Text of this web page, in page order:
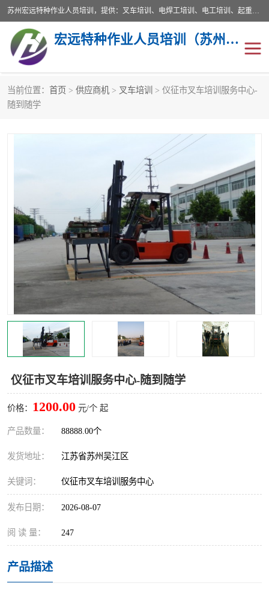
苏州宏远特种作业人员培训，提供：叉车培训、电焊工培训、电工培训、起重机培训、电梯培训、登高培训等服务苏州本地培训服务。始终坚持“以人为本，质量立校”的办学思想，以培养社会应用型人才为己任，明码收费，诚实守信，中途不收任何费用。随到随学，学会为止，一期未学会者免费再学，直到学会为止。
宏远特种作业人员培训（苏州）有限公司
当前位置： 首页 > 供应商机 > 叉车培训
> 仪征市叉车培训服务中心-
随到随学
仪征市叉车培训服务中心-随到随学
价格： 1200.00 元/个 起
产品数量： 88888.00个
发货地址： 江苏省苏州吴江区
关键词： 仪征市叉车培训服务中心
发布日期： 2026-08-07
阅 读 量： 247
产品描述
叉车培训
起重机培训
登高培训
叉车培训机构
叉车工培训学校 叉车技能培训
学叉车培训技巧 专业叉车培训
叉车培训中心 叉车操作证培训复审
叉车司机培训 焊工培训
行车起重机培训